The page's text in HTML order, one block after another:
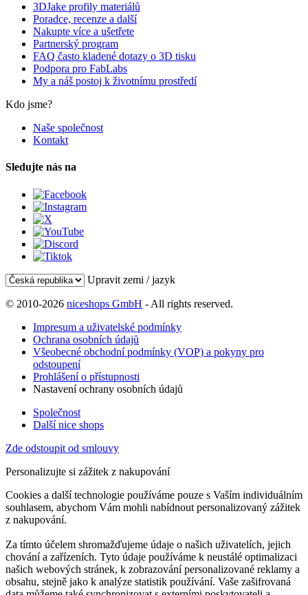
3DJake profily materiálů
Poradce, recenze a další
Nakupte více a ušetřete
Partnerský program
FAQ často kladené dotazy o 3D tisku
Podpora pro FabLabs
My a náš postoj k životnímu prostředí
Kdo jsme?
Naše společnost
Kontakt
Sledujte nás na
Upravit zemi / jazyk
© 2010-2026 niceshops GmbH - All rights reserved.
Impresum a uživatelské podmínky
Ochrana osobních údajů
Všeobecné obchodní podmínky (VOP) a pokyny pro
odstoupení
Prohlášení o přístupnosti
Nastavení ochrany osobních údajů
Společnost
Další nice shops
Zde odstoupit od smlouvy
Personalizujte si zážitek z nakupování
Cookies a další technologie používáme pouze s Vaším individuálním
souhlasem, abychom Vám mohli nabídnout personalizovaný zážitek
z nakupování.
Za tímto účelem shromažďujeme údaje o našich uživatelích, jejich
chování a zařízeních. Tyto údaje používáme k neustálé optimalizaci
našich webových stránek, k zobrazování personalizované reklamy a
obsahu, stejně jako k analýze statistik používání. Vaše zašifrovaná